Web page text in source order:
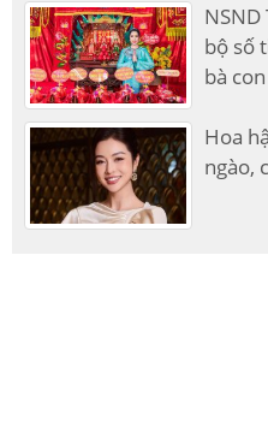
bộ số
bà
Hoa
ngào,